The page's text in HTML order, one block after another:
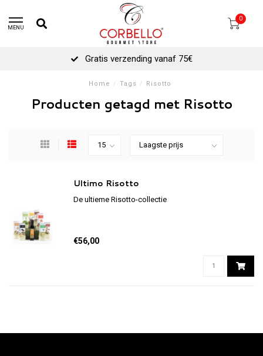
MENU
0
Gratis verzending vanaf 75€
Home / Tags / Risotto
Producten getagd met Risotto
Ultimo Risotto
De ultieme Risotto-collectie
€56,00